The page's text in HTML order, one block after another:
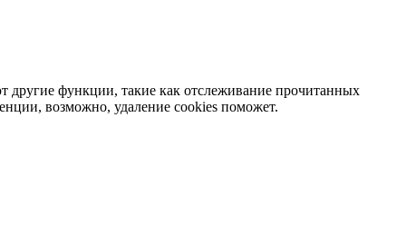
другие функции, такие как отслеживание прочитанных
возможно, удаление cookies поможет.